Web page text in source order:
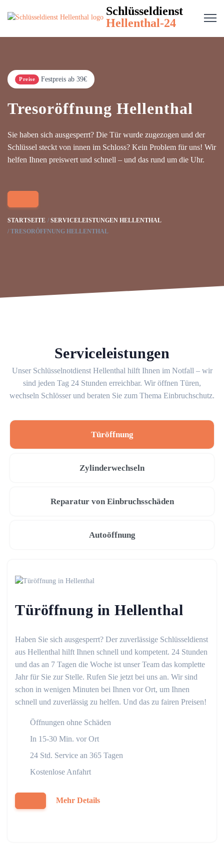
Schlüsseldienst
Hellenthal-24
Preise Festpreis ab 39€
Tresoröffnung Hellenthal
Sie haben sich ausgesperrt? Die Tür wurde zugezogen und der
Schlüssel steckt von innen im Schloss? Kein Problem für uns! Wir
helfen Ihnen preiswert und schnell – und das rund um die Uhr.
STARTSEITE
SERVICELEISTUNGEN HELLENTHAL
TRESORÖFFNUNG HELLENTHAL
Serviceleistungen
Unser Schlüsselnotdienst Hellenthal hilft Ihnen im Notfall – wir
sind jeden Tag 24 Stunden erreichbar. Wir öffnen Türen,
wechseln Schlösser und beraten Sie zum Thema Einbruchschutz.
Türöffnung
Zylinderwechseln
Reparatur von Einbruchsschäden
Autoöffnung
Türöffnung in Hellenthal
Haben Sie sich ausgesperrt? Der zuverlässige Schlüsseldienst
aus Hellenthal hilft Ihnen schnell und kompetent. 24 Stunden
und das an 7 Tagen die Woche ist unser Team das komplette
Jahr für Sie zur Stelle. Rufen Sie jetzt bei uns an. Wir sind
schon in wenigen Minuten bei Ihnen vor Ort, um Ihnen
schnell und zuverlässig zu helfen. Und das zu fairen Preisen!
Öffnungen ohne Schäden
In 15-30 Min. vor Ort
24 Std. Service an 365 Tagen
Kostenlose Anfahrt
Mehr Details